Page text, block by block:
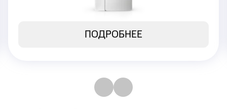
ПОДРОБНЕЕ
4 490 ₽